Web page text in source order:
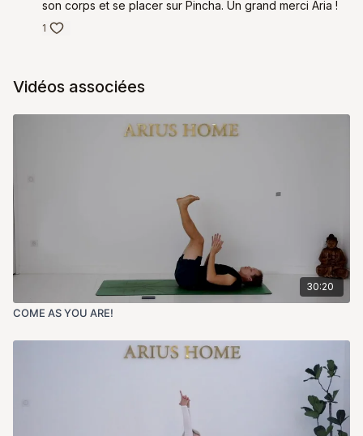
son corps et se placer sur Pincha. Un grand merci Aria !
1
Vidéos associées
30:20
COME AS YOU ARE!